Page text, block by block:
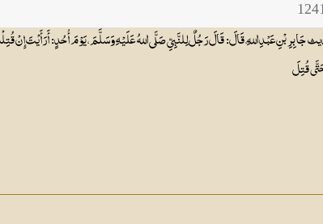
جَابِرِ بْنِ عَبْدِ اللهِ، قَالَ: قَالَ رَجُلٌ لِلنَّبِيِّ صَلَّى اللهُ عَلَيْهِ وَسَلَّمَ ، يَوْمَ أُحُدٍ: أَرَأَيْتَ إِنْ
حَتَّى قُتِلَ